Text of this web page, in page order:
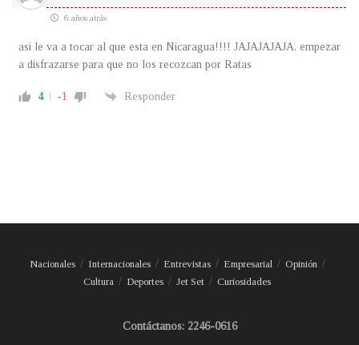
6 años atrás
asi le va a tocar al que esta en Nicaragua!!!! JAJAJAJAJA, empezar
a disfrazarse para que no los recozcan por Ratas
4 -1 Responder
Nacionales Internacionales Entrevistas Empresarial
Opinión
Cultura
Deportes Jet Set Curiosidades
Contáctanos: 2246-0616